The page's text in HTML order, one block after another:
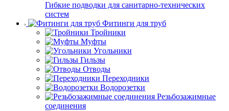
Гибкие подводки для санитарно-технических
систем
Фитинги для труб
Тройники
Муфты
Угольники
Гильзы
Отводы
Переходники
Водорозетки
Резьбозажимные
соединения